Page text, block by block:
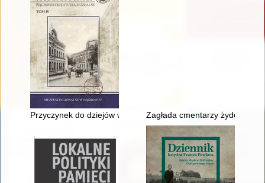
Przyczynek do dziejów wsi KołybkiZagłada cmentarzy